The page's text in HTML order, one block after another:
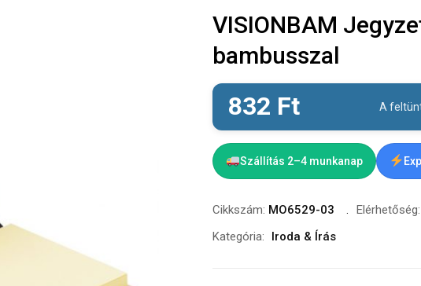
VISIONBAM
bambusszal
832 Ft A
Szállítás 2–4 munkanap
Cikkszám: MO6529-03 Elérhetőség:
Kategória:
Iroda & Írás